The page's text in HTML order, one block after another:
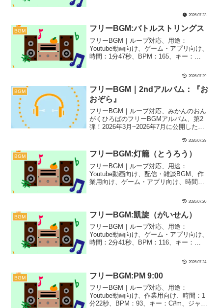
レトロで懐かしいファミコン風BGMで
す！平和な平原のような、待機画面や移
動中のシーンなどにぴったり！
2026.07.23
BGM フリーBGM:バトルストリングス
フリーBGM｜ループ対応、用途：
Youtube動画向け、ゲーム・アプリ向け、
時間：1分47秒、BPM：165、キー：
ングス、オーケストラ｜バトル風の雰囲
気を出したストリングス曲です！ちょっ
とレトロなバトルシーンやあえて昔のゲ
ームっぽい印象を出したいときにぴった
り！
2026.07.29
BGM
フリーBGM｜2ndアルバム：『お
おぞら』
フリーBGM｜ループ対応、みかんのおん
がくひろばのフリーBGMアルバム、第2
弾！2026年3月~2026年7月に公開した長
『はじまり』とも併せて、みかんのおん
がくひろばにどんな曲があるのかとして
の確認や、作業用のプレイリストとして
聴いてみてください！
2026.07.29
BGM フリーBGM:灯籠（とうろう）
フリーBGM｜ループ対応、用途：
Youtube動画向け、配信・雑談BGM、作
業用向け、ゲーム・アプリ向け、時間：3
ル：ゆったり、おしゃれ、楽器：和風、
ファンタジー｜切ない夏の灯籠流しをイ
メージした楽曲です！神秘的なシーン
や、神聖なイベント、ゲームのBGMなど
にぴったり！
2026.07.20
BGM フリーBGM:凱旋（がいせん）
フリーBGM｜ループ対応、用途：
Youtube動画向け、ゲーム・アプリ向け、
時間：2分41秒、BPM：116、キー：
リングス｜かっこいい凱旋をイメージし
た「逆転勝利！」をイメージした1曲で
す！エンディングで勝利の行進をするよ
うなシーンにぴったり！
2026.07.24
BGM フリーBGM:PM 9:00
フリーBGM｜ループ対応、用途：
Youtube動画向け、作業用向け、時間：1
分22秒、BPM：93、キー：C#m、ジャン